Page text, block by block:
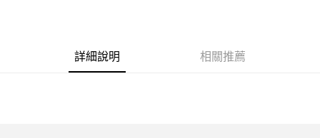
結帳頁面，進行簡訊認證並確認金額後，即可完成結帳。
２．訂單成立數日內，您將收到繳費通知簡訊。
付款後全家取貨詳細說明 相關推薦